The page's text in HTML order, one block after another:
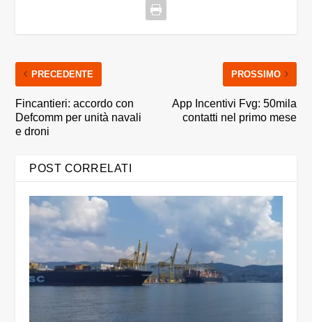
PRECEDENTE
Fincantieri: accordo con
Defcomm per unità navali
e droni
PROSSIMO
App Incentivi Fvg: 50mila
contatti nel primo mese
POST CORRELATI